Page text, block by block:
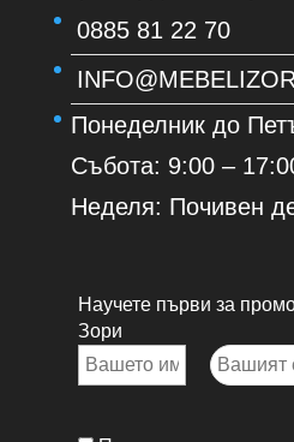
0885 81 22 70
Понеделник до
Събота: 9:00 –
Неделя: Почивен
Научете първи за
Зори